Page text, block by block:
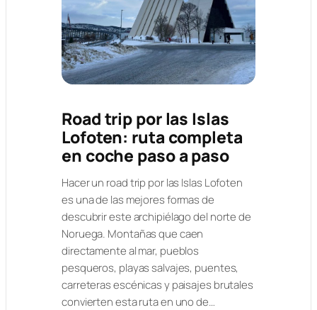
Road trip por las Islas
Lofoten: ruta completa
en coche paso a paso
Hacer un road trip por las Islas Lofoten
es una de las mejores formas de
descubrir este archipiélago del norte de
Noruega. Montañas que caen
directamente al mar, pueblos
pesqueros, playas salvajes, puentes,
carreteras escénicas y paisajes brutales
convierten esta ruta en uno de…